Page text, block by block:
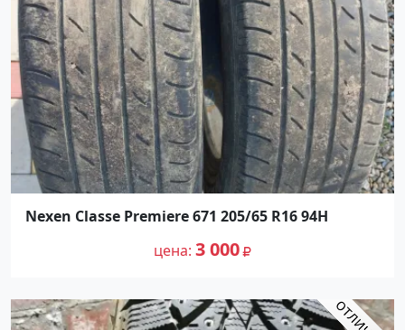
Nexen Classe Premiere 671 205/65 R16 94H
цена 3 000